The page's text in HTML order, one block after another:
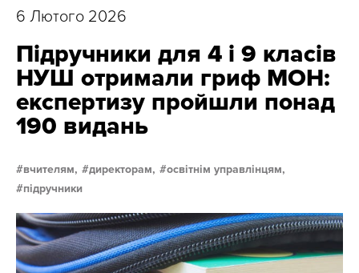
6 Лютого 2026
Підручники для 4 і 9 класів
НУШ отримали гриф МОН:
експертизу пройшли понад
190 видань
вчителям, директорам,
освітнім управлінцям,
підручники